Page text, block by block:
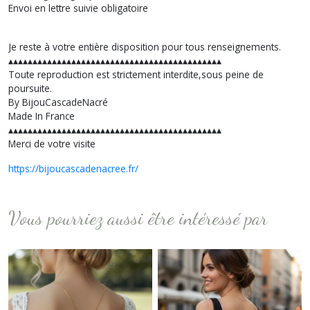
Envoi en lettre suivie obligatoire
Je reste à votre entière disposition pour tous renseignements.
▴▴▴▴▴▴▴▴▴▴▴▴▴▴▴▴▴▴▴▴▴▴▴▴▴▴▴▴▴▴▴▴▴▴▴▴▴▴▴▴▴▴▴▴
Toute reproduction est strictement interdite,sous peine de
poursuite.
By BijouCascadeNacré
Made In France
▴▴▴▴▴▴▴▴▴▴▴▴▴▴▴▴▴▴▴▴▴▴▴▴▴▴▴▴▴▴▴▴▴▴▴▴▴▴▴▴▴▴▴▴
Merci de votre visite
https://bijoucascadenacree.fr/
Vous pourriez aussi être intéressé par